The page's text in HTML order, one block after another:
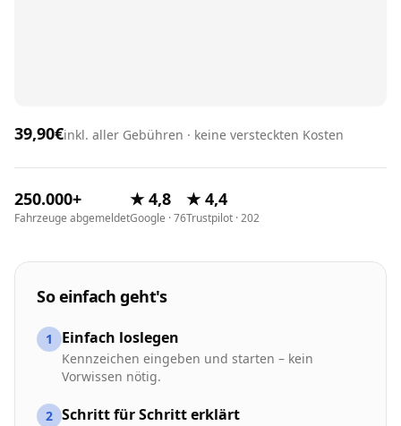
39,90€inkl. aller Gebühren · keine versteckten Kosten
250.000+
Fahrzeuge abgemeldet
★ 4,8
Google · 76
★ 4,4
Trustpilot · 202
So einfach geht's
1 Einfach loslegen
Kennzeichen eingeben und starten – kein
Vorwissen nötig.
2 Schritt für Schritt erklärt